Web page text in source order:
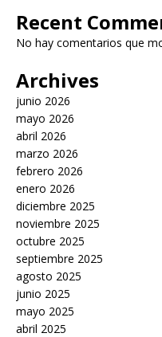
Recent
No hay comentarios que
Archives
junio 2026
mayo 2026
abril 2026
marzo 2026
febrero 2026
enero 2026
diciembre 2025
noviembre 2025
octubre 2025
septiembre 2025
agosto 2025
junio 2025
mayo 2025
abril 2025